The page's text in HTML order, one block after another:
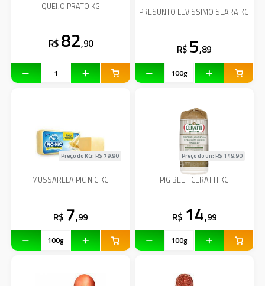
QUEIJO PRATO KG
R$ 82,90
PRESUNTO LEVISSIMO SEARA KG
R$ 5,89
MUSSARELA PIC NIC KG
Preço do KG: R$ 79,90
R$ 7,99
PIG BEEF CERATTI KG
Preço do un: R$ 149,90
R$ 14,99